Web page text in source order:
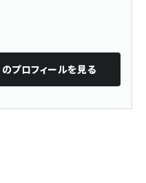
のプロフィールを見る